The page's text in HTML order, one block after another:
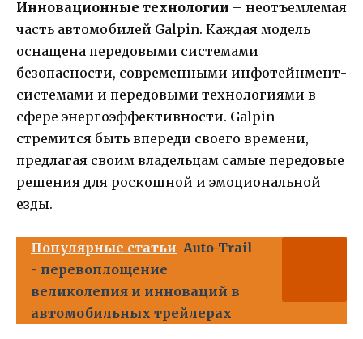
Инновационные технологии – неотъемлемая
часть автомобилей Galpin. Каждая модель
оснащена передовыми системами
безопасности, современными инфотейнмент-
системами и передовыми технологиями в
сфере энергоэффективности. Galpin
стремится быть впереди своего времени,
предлагая своим владельцам самые передовые
решения для роскошной и эмоциональной
езды.
Популярные статьи Auto-Trail
- перевоплощение
великолепия и инноваций в
автомобильных трейлерах